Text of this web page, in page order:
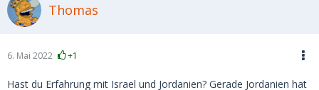
Thomas
6. Mai 2022 +1
Hast du Erfahrung mit Israel und Jordanien? Gerade Jordanien hat